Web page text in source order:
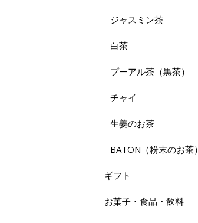
ジャスミン茶
白茶
プーアル茶（黒茶）
チャイ
生姜のお茶
BATON（粉末のお茶）
ギフト
お菓子・食品・飲料